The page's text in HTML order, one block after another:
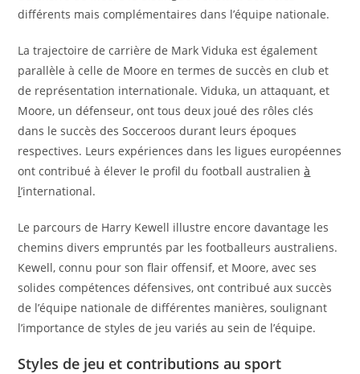
différents mais complémentaires dans l’équipe nationale.
La trajectoire de carrière de Mark Viduka est également
parallèle à celle de Moore en termes de succès en club et
de représentation internationale. Viduka, un attaquant, et
Moore, un défenseur, ont tous deux joué des rôles clés
dans le succès des Socceroos durant leurs époques
respectives. Leurs expériences dans les ligues européennes
ont contribué à élever le profil du football australienà
l’international.
Le parcours de Harry Kewell illustre encore davantage les
chemins divers empruntés par les footballeurs australiens.
Kewell, connu pour son flair offensif, et Moore, avec ses
solides compétences défensives, ont contribué aux succès
de l’équipe nationale de différentes manières, soulignant
l’importance de styles de jeu variés au sein de l’équipe.
Styles de jeu et contributions au sport